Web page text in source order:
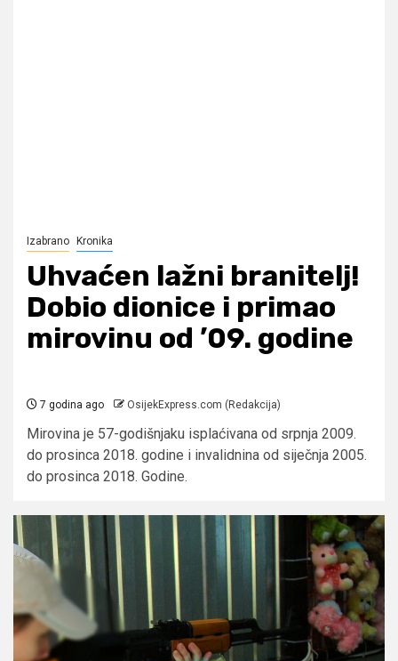
Izabrano Kronika
Uhvaćen lažni branitelj!
Dobio dionice i primao
mirovinu od ’09. godine
7 godina ago OsijekExpress.com (Redakcija)
Mirovina je 57-godišnjaku isplaćivana od srpnja 2009.
do prosinca 2018. godine i invalidnina od siječnja 2005.
do prosinca 2018. Godine.